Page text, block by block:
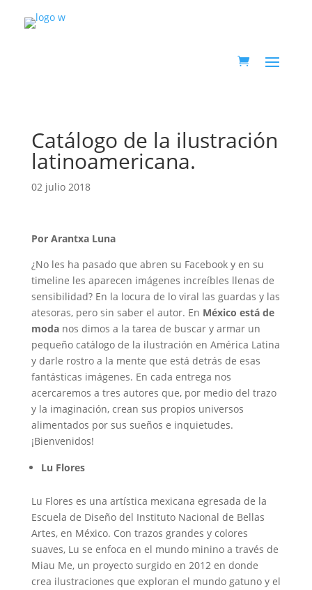
Catálogo de la ilustración
latinoamericana.
02 julio 2018
Por Arantxa Luna
¿No les ha pasado que abren su Facebook y en su
timeline les aparecen imágenes increíbles llenas de
sensibilidad? En la locura de lo viral las guardas y las
atesoras, pero sin saber el autor. En México está de
modanos dimos a la tarea de buscar y armar un
pequeño catálogo de la ilustración en América Latina
y darle rostro a la mente que está detrás de esas
fantásticas imágenes. En cada entrega nos
acercaremos a tres autores que, por medio del trazo
y la imaginación, crean sus propios universos
alimentados por sus sueños e inquietudes.
¡Bienvenidos!
Lu Flores
Lu Flores es una artística mexicana egresada de la
Escuela de Diseño del Instituto Nacional de Bellas
Artes, en México. Con trazos grandes y colores
suaves, Lu se enfoca en el mundo minino a través de
Miau Me, un proyecto surgido en 2012 en donde
crea ilustraciones que exploran el mundo gatuno y el